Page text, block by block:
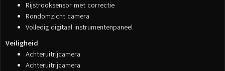
Rijstrooksensor met correctie
Rondomzicht camera
Volledig digitaal instrumentenpaneel
Veiligheid
Achteruitrijcamera
Achteruitrijcamera